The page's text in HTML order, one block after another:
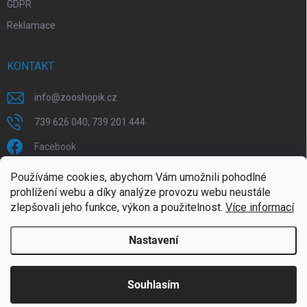
Používáme cookies, abychom Vám umožnili pohodlné
prohlížení webu a díky analýze provozu webu neustále
zlepšovali jeho funkce, výkon a použitelnost. Více informací
Nastavení
Souhlasím
Doprava zdarma od 1799,- (do 30 kg)
GDPR
Reklamace
KONTAKT
info@zooshopik.cz
739 626 040, 739 201 444
Facebook
FACEBOOK
ZOOshopik . Všechna práva vyhrazena.